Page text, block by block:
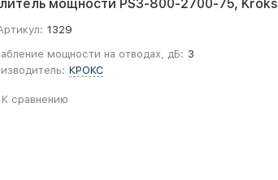
мощности PS3-800-2700-75, Kroks
1329
мощности на отводах, дБ: 3
КРОКС
К сравнению